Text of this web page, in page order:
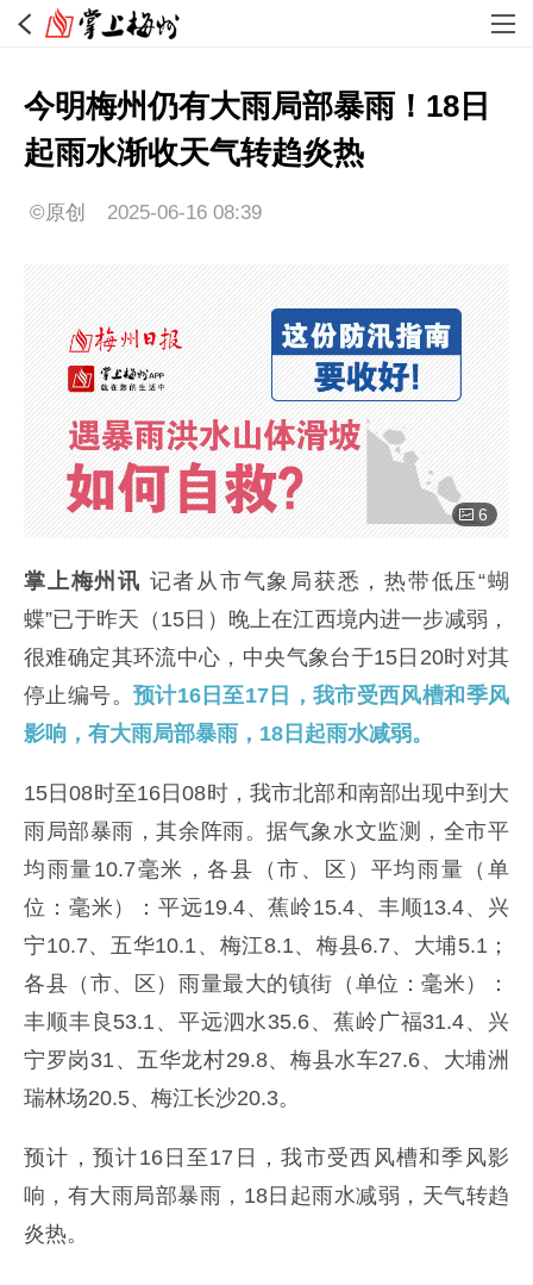
今明梅州仍有大雨局部暴雨！18日
起雨水渐收天气转趋炎热
©原创 2025-06-16 08:39
6
掌上梅州讯 记者从市气象局获悉，热带低压“蝴
蝶”已于昨天（15日）晚上在江西境内进一步减弱，
很难确定其环流中心，中央气象台于15日20时对其
停止编号。 预计16日至17日，我市受西风槽和季风
影响，有大雨局部暴雨，18日起雨水减弱。
15日08时至16日08时，我市北部和南部出现中到大
雨局部暴雨，其余阵雨。据气象水文监测，全市平
均雨量10.7毫米，各县（市、区）平均雨量（单
位：毫米）：平远19.4、蕉岭15.4、丰顺13.4、兴
宁10.7、五华10.1、梅江8.1、梅县6.7、大埔5.1；
各县（市、区）雨量最大的镇街（单位：毫米）：
丰顺丰良53.1、平远泗水35.6、蕉岭广福31.4、兴
宁罗岗31、五华龙村29.8、梅县水车27.6、大埔洲
瑞林场20.5、梅江长沙20.3。
预计，预计16日至17日，我市受西风槽和季风影
响，有大雨局部暴雨，18日起雨水减弱，天气转趋
炎热。